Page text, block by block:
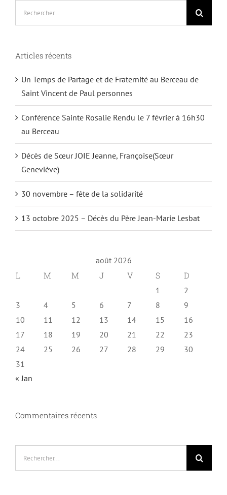
Articles récents
Un Temps de Partage et de Fraternité au Berceau de
Saint Vincent de Paul personnes
Conférence Sainte Rosalie Rendu le 7 février à 16h30
au Berceau
Décès de Sœur JOIE Jeanne, Françoise(Sœur
Geneviève)
30 novembre – fête de la solidarité
13 octobre 2025 – Décès du Père Jean-Marie Lesbat
août 2026
L M M J V S D
1
2
3
4 5 6 7 8
9
10
11 12 13 14 15
16
17
18 19 20 21 22
23
24
25 26 27 28 29
30
31
« Jan
Commentaires récents